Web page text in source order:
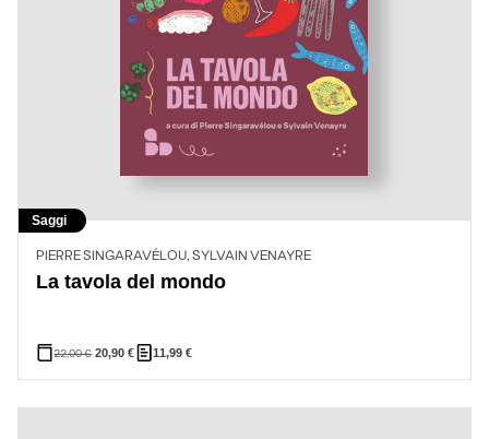
Saggi
PIERRE SINGARAVÉLOU, SYLVAIN VENAYRE
La tavola del mondo
22,00€ 20,90€ 11,99 €